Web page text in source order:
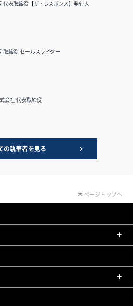
代表取締役【ザ・レスポンス】発行人
取締役 セールスライター
会社 代表取締役
の執筆者を見る
ページトップへ